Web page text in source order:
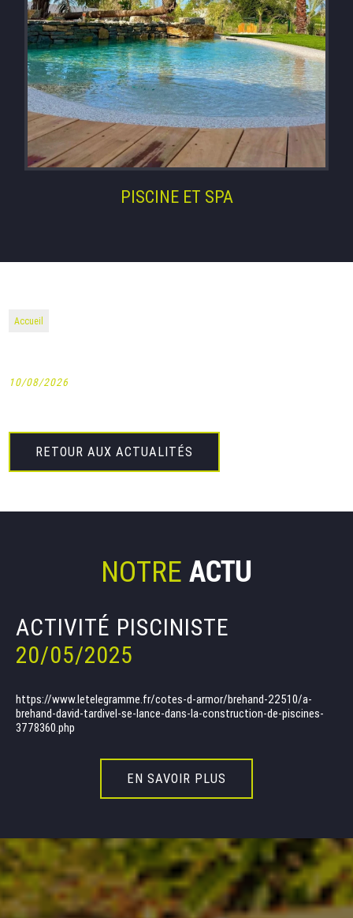
PISCINE ET SPA
Accueil
10/08/2026
RETOUR AUX ACTUALITÉS
NOTRE ACTU
ACTIVITÉ PISCINISTE
20/05/2025
https://www.letelegramme.fr/cotes-d-armor/brehand-22510/a-
brehand-david-tardivel-se-lance-dans-la-construction-de-piscines-
3778360.php
EN SAVOIR PLUS
NOTRE ACTU
ON PARLE DE NOUS
20/05/2025
https://www.ouest-france.fr/bretagne/merdrignac-22230/lyceen-
dans-les-cotes-darmor-matheo-premel-est-meilleur-apprenti-de-
france-en-amenagement-paysager-0faedc0a-188f-11ee-aaf5-